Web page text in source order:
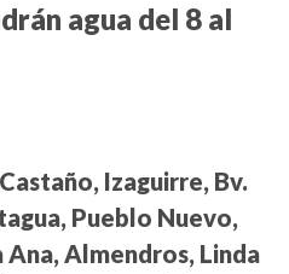
agua del 8 al
Izaguirre, Bv.
Pueblo Nuevo,
Ana, Almendros, Linda